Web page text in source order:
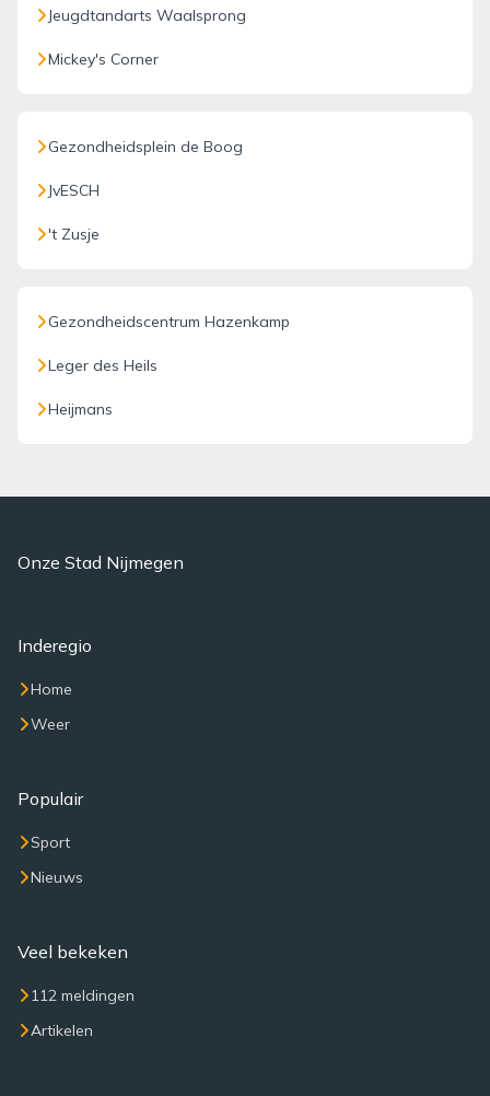
Jeugdtandarts Waalsprong
Mickey's Corner
Gezondheidsplein de Boog
JvESCH
't Zusje
Gezondheidscentrum Hazenkamp
Leger des Heils
Heijmans
Onze Stad Nijmegen
Inderegio
Home
Weer
Populair
Sport
Nieuws
Veel bekeken
112 meldingen
Artikelen